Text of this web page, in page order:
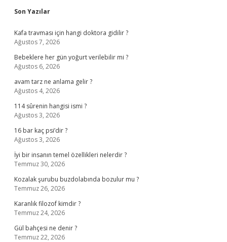
Sidebar
Son Yazılar
Kafa travması için hangi doktora gidilir ?
Ağustos 7, 2026
Bebeklere her gün yoğurt verilebilir mi ?
Ağustos 6, 2026
avam tarz ne anlama gelir ?
Ağustos 4, 2026
114 sûrenin hangisi ismi ?
Ağustos 3, 2026
16 bar kaç psi’dir ?
Ağustos 3, 2026
İyi bir insanın temel özellikleri nelerdir ?
Temmuz 30, 2026
Kozalak şurubu buzdolabında bozulur mu ?
Temmuz 26, 2026
Karanlık filozof kimdir ?
Temmuz 24, 2026
Gül bahçesi ne denir ?
Temmuz 22, 2026